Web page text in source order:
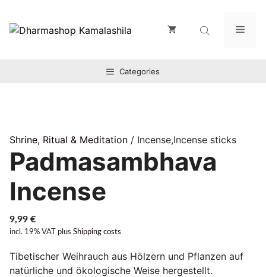
Inhalt
springen
Categories
Shrine, Ritual & Meditation / Incense,Incense sticks
Padmasambhava
Incense
9,99 €
incl. 19% VAT plus Shipping costs
Tibetischer Weihrauch aus Hölzern und Pflanzen auf
natürliche und ökologische Weise hergestellt.